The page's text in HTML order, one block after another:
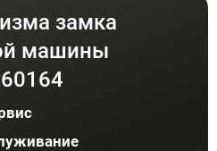
замка
машины